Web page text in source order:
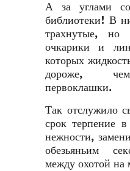
А за углами
библиотеки! В
трахнутые, но
очкарики и
которых
дороже, чем
первоклашки.
Так отслужило
срок терпение
нежности,
обезьяньим
между охотой на